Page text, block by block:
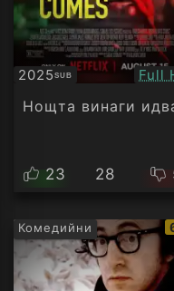
2025SUB
Субтитри Full
Нощта винаги
23 28
Комедийни